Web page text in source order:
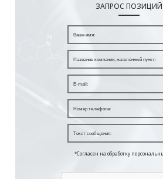
ЗАПРОС ПОЗИЦИЙ
*Согласен на обработку